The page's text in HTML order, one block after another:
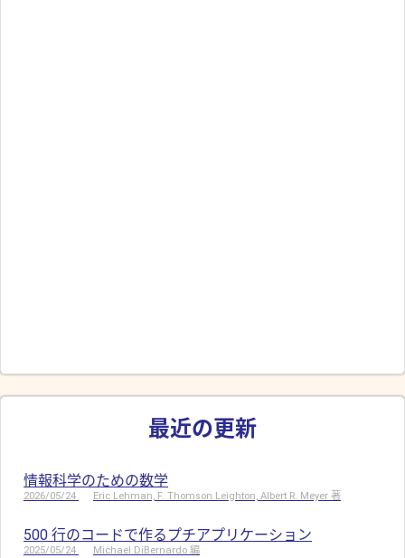
最近の更新
情報科学のための数学
2026/05/24 Eric Lehman, F. Thomson Leighton, Albert R. Meyer 著
500 行のコードで作るプチアプリケーション
2025/05/24 Michael DiBernardo 編